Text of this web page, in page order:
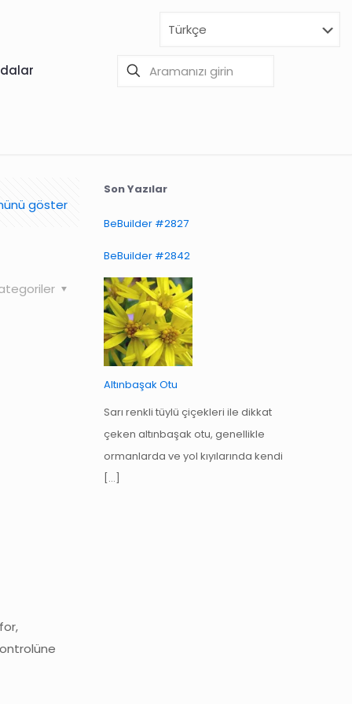
göster
Son Yazılar
BeBuilder #2827
BeBuilder #2842
Altınbaşak Otu
Sarı renkli tüylü çiçekleri ile dikkat
çeken altınbaşak otu, genellikle
ormanlarda ve yol kıyılarında kendi
[…]